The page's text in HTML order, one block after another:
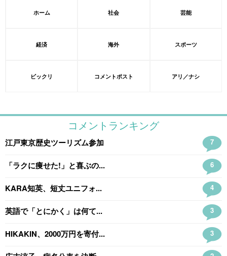
ホーム 社会 芸能
経済 海外 スポーツ
ビックリ コメントポスト アリ／ナシ